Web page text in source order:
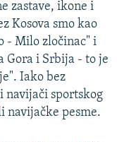
zastave, ikone i
Kosova smo kao
- Milo zločinac" i
Gora i Srbija - to je
Iako bez
navijači sportskog
navijačke pesme.